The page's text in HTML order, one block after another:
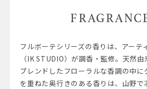
フルボーテシリーズの香りは、アーテ
（IK STUDIO）が調香・監修。天然
ブレンドしたフローラルな香調の中に
を重ねた奥行きのある香りは、山野で